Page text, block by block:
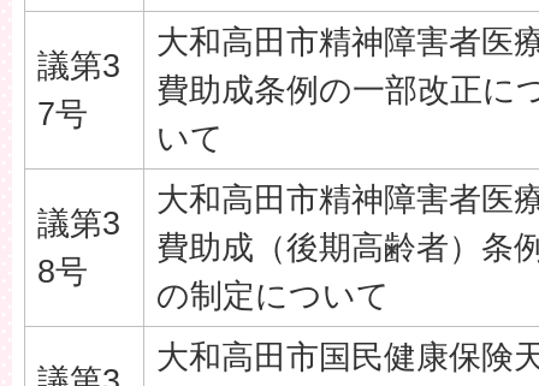
議第3
7号
大和高田市精神障害者医
費助成条例の一部改正に
いて
議第3
8号
大和高田市精神障害者医
費助成（後期高齢者）条
の制定について
大和高田市国民健康保険